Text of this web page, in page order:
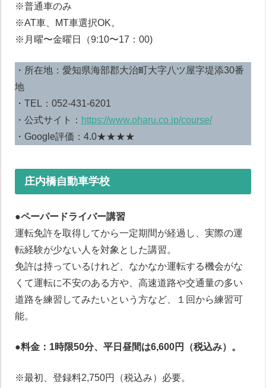
※普通車のみ
※AT車、MT車選択OK。
※月曜〜金曜日（9:10〜17：00)
・所在地：愛知県海部郡大治町大字八ツ屋字堤添30番
地
・TEL：052-431-6201
・公式サイト： https://www.oharu.co.jp/course/
・Google評価：4.0★★★★
庄内橋自動車学校
●ペーパードライバー講習
運転免許を取得してから一定期間が経過し、実際の運
転経験が少ない人を対象とした講習。
免許は持っているけれど、なかなか運転する機会がな
くて運転に不安のある方や、高速道路や交通量の多い
道路を練習してみたいという方など、１回から練習可
能。
●料金：1時限50分、平日昼間は6,600円（税込み）。
※最初、登録料2,750円（税込み）必要。